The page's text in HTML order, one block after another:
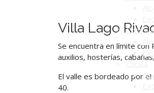
Villa Lago
Se encuentra en límite con
auxilios, hosterías,
El valle es bordeado por el
40.